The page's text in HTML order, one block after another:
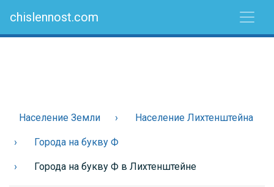
chislennost.com
Население Земли Население Лихтенштейна
Города на букву Ф
Города на букву Ф в Лихтенштейне